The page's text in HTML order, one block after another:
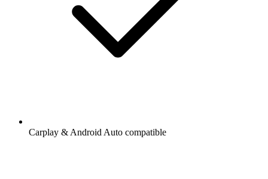
Carplay & Android Auto compatible